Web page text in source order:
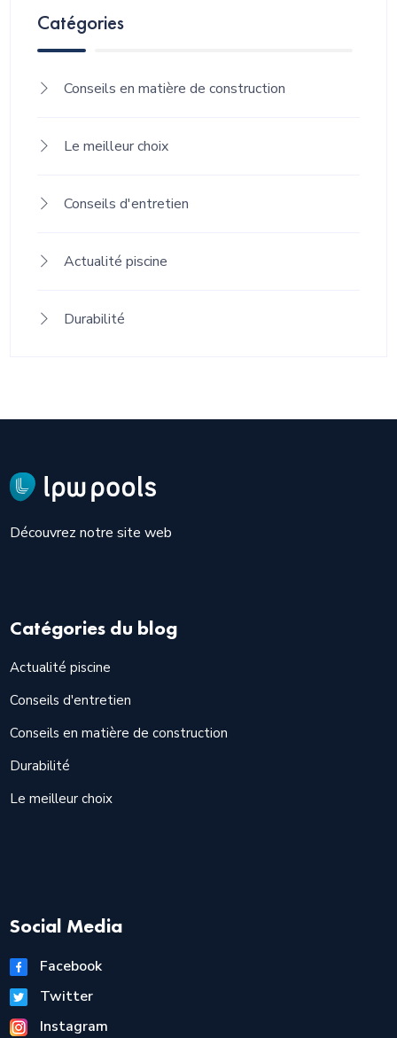
Catégories
Conseils en matière de construction
Le meilleur choix
Conseils d'entretien
Actualité piscine
Durabilité
Découvrez notre site web
Catégories du blog
Actualité piscine
Conseils d'entretien
Conseils en matière de construction
Durabilité
Le meilleur choix
Social Media
Facebook
Twitter
Instagram